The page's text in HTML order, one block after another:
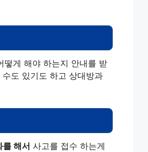
떻게 해야 하는지 안내를 받
수도 있기도 하고 상대방과
해서 사고를 접수 하는게